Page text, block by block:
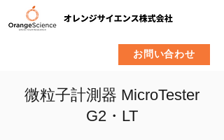
お問い合わせ
微粒子計測器 MicroTester
G2・LT